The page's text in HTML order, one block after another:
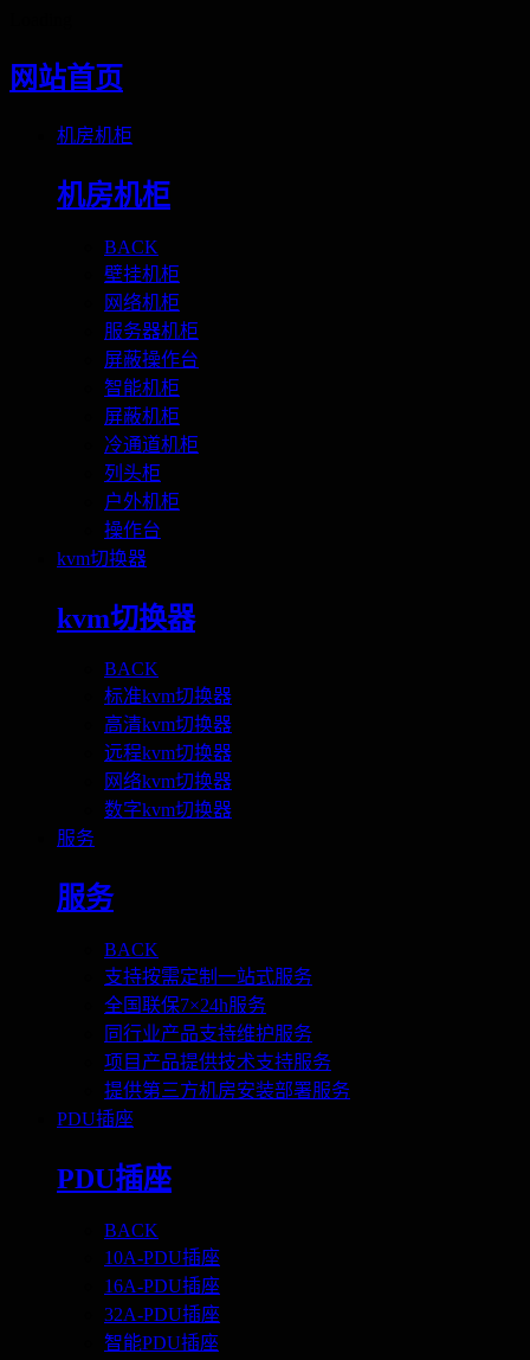
网站首页
机房机柜
机房机柜
BACK
壁挂机柜
网络机柜
服务器机柜
屏蔽操作台
智能机柜
屏蔽机柜
冷通道机柜
列头柜
户外机柜
操作台
kvm切换器
kvm切换器
BACK
标准kvm切换器
高清kvm切换器
远程kvm切换器
网络kvm切换器
数字kvm切换器
服务
服务
BACK
支持按需定制一站式服务
全国联保7×24h服务
同行业产品支持维护服务
项目产品提供技术支持服务
提供第三方机房安装部署服务
PDU插座
PDU插座
BACK
10A-PDU插座
16A-PDU插座
32A-PDU插座
智能PDU插座